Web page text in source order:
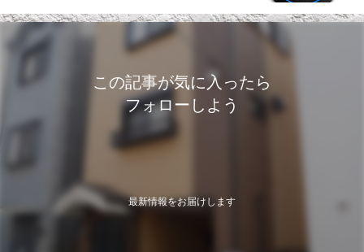
この記事が気に入ったら
フォローしよう
最新情報をお届けします